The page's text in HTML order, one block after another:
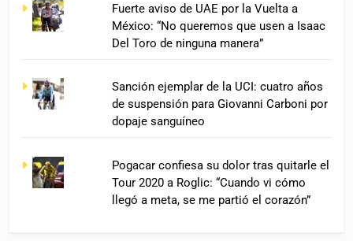
Fuerte aviso de UAE por la Vuelta a
México: “No queremos que usen a Isaac
Del Toro de ninguna manera”
Sanción ejemplar de la UCI: cuatro años
de suspensión para Giovanni Carboni por
dopaje sanguíneo
Pogacar confiesa su dolor tras quitarle el
Tour 2020 a Roglic: “Cuando vi cómo
llegó a meta, se me partió el corazón”